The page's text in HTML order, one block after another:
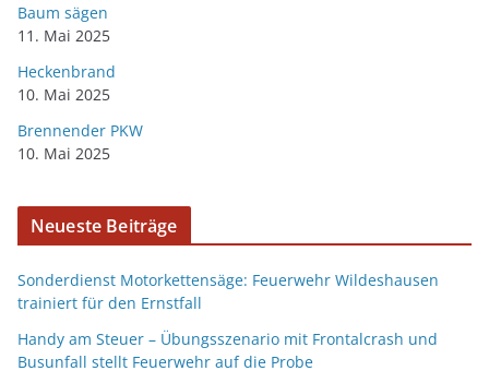
Baum sägen
11. Mai 2025
Heckenbrand
10. Mai 2025
Brennender PKW
10. Mai 2025
Neueste Beiträge
Sonderdienst Motorkettensäge: Feuerwehr Wildeshausen
trainiert für den Ernstfall
Handy am Steuer – Übungsszenario mit Frontalcrash und
Busunfall stellt Feuerwehr auf die Probe